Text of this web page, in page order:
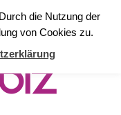
die Nutzung der
von Cookies zu.